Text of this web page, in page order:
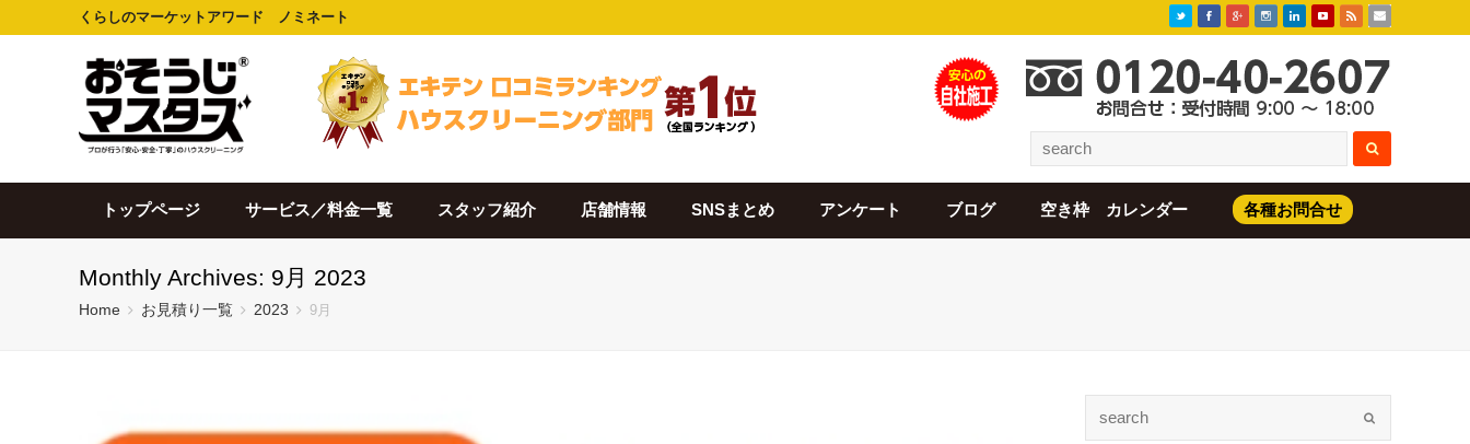
くらしのマーケットアワード ノミネート
トップページ サービス／料金一覧 スタッフ紹介 店舗情報 SNSまとめ アンケート ブログ 空き枠 カレンダー 各種お問合せ
Monthly Archives: 9月 2023
Home お見積り一覧 2023 9月